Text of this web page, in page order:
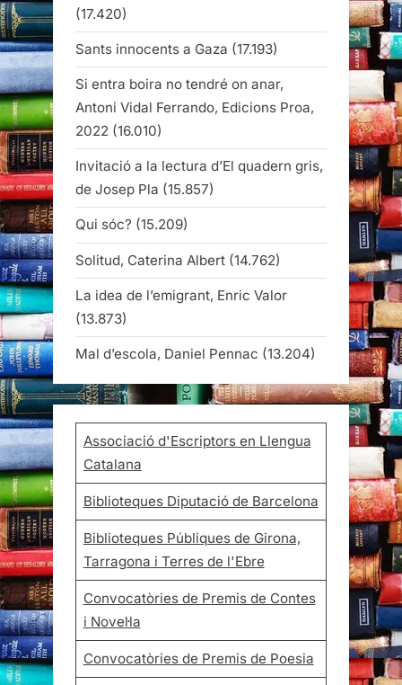
(17.420)
Sants innocents a Gaza (17.193)
Si entra boira no tendré on anar,
Antoni Vidal Ferrando, Edicions Proa,
2022 (16.010)
Invitació a la lectura d’El quadern gris,
de Josep Pla (15.857)
Qui sóc? (15.209)
Solitud, Caterina Albert (14.762)
La idea de l’emigrant, Enric Valor
(13.873)
Mal d’escola, Daniel Pennac (13.204)
Associació d'Escriptors en Llengua
Catalana
Biblioteques Diputació de Barcelona
Biblioteques Públiques de Girona,
Tarragona i Terres de l'Ebre
Convocatòries de Premis de Contes
i Novel·la
Convocatòries de Premis de Poesia